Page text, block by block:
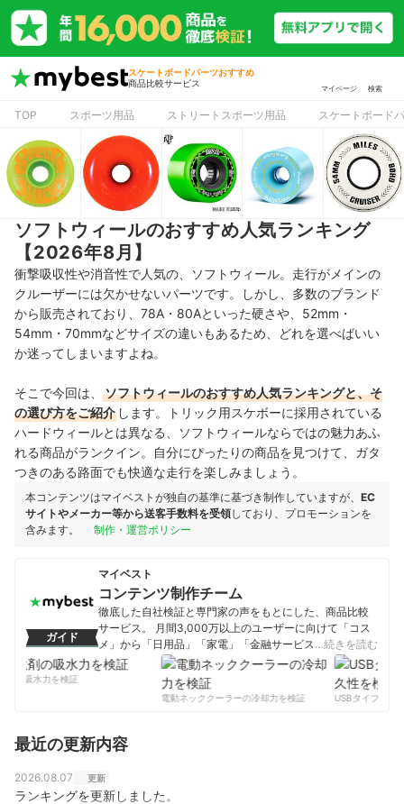
スケートボードパーツおすすめ
商品比較サービス
マイページ 検索
TOP スポーツ用品 ストリートスポーツ用品 スケートボード
ソフトウィールのおすすめ人気ランキング
【2026年8月】
衝撃吸収性や消音性で人気の、ソフトウィール。走行がメインの
クルーザーには欠かせないパーツです。しかし、多数のブランド
から販売されており、78A・80Aといった硬さや、52mm・
54mm・70mmなどサイズの違いもあるため、どれを選べばいい
か迷ってしまいますよね。
そこで今回は、
ソフトウィールのおすすめ人気ランキングと、そ
の選び方をご紹介 します。トリック用スケボーに採用されている
ハードウィールとは異なる、ソフトウィールならではの魅力あふ
れる商品がランクイン。自分にぴったりの商品を見つけて、ガタ
つきのある路面でも快適な走行を楽しみましょう。
本コンテンツはマイベストが独自の基準に基づき制作していますが、 EC
サイトやメーカー等から送客手数料を受領しており、プロモーションを
含みます。
制作・運営ポリシー
ガイド
マイベスト
コンテンツ制作チーム
徹底した自社検証と専門家の声をもとにした、商品比較
サービス。 月間3,000万以上のユーザーに向けて「コス
メ」から「日用品」「家電」「金融サービス」まで、ベ
ストな商品を選んでもらうために、毎日コンテンツを制
コンテンツ制作チームのプロフィール
…続きを読む
の吸水力を検証
電動ネッククーラーの冷却力を検証
USBタイプCケー
最近の更新内容
2026.08.07 更新
ランキングを更新しました。